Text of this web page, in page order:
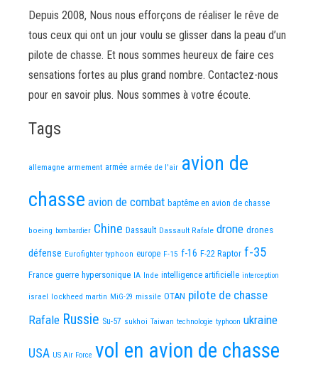
Depuis 2008, Nous nous efforçons de réaliser le rêve de
tous ceux qui ont un jour voulu se glisser dans la peau d’un
pilote de chasse. Et nous sommes heureux de faire ces
sensations fortes au plus grand nombre. Contactez-nous
pour en savoir plus. Nous sommes à votre écoute.
Tags
allemagne armement armée armée de l'air avion de
chasse avion de combat baptême en avion de chasse
boeing bombardier Chine Dassault Dassault Rafale drone drones
défense Eurofighter typhoon europe F-15 f-16 F-22 Raptor f-35
France guerre hypersonique IA Inde intelligence artificielle interception
israel lockheed martin MiG-29 missile OTAN pilote de chasse
Rafale Russie Su-57 sukhoi Taiwan technologie typhoon ukraine
USA US Air Force vol en avion de chasse